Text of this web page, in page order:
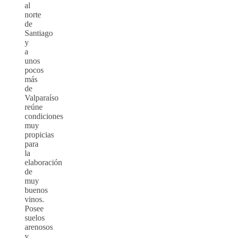
al
norte
de
Santiago
y
a
unos
pocos
más
de
Valparaíso
reúne
condiciones
muy
propicias
para
la
elaboración
de
muy
buenos
vinos.
Posee
suelos
arenosos